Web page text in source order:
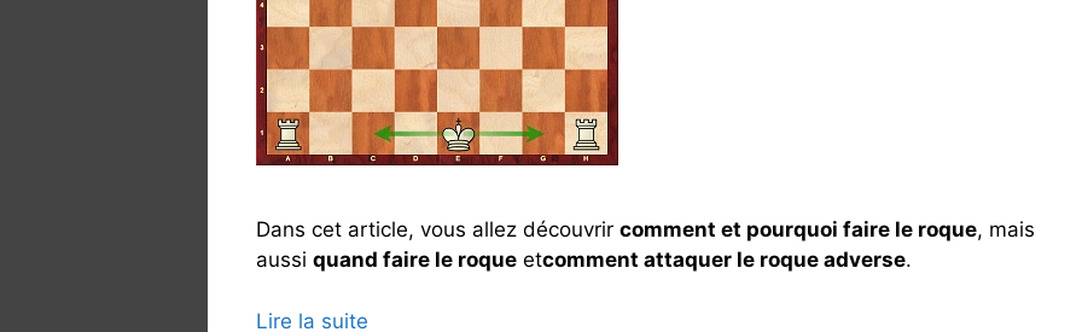
Dans cet article, vous allez découvrir comment et pourquoi faire le roque, mais
aussi quand faire le roque etcomment attaquer le roque adverse.
Lire la suite